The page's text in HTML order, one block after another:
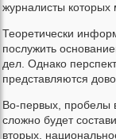
журналисты которых
Теоретически
послужить
дел. Однако
представляются
Во-первых, пробелы
сложно будет
вторых,